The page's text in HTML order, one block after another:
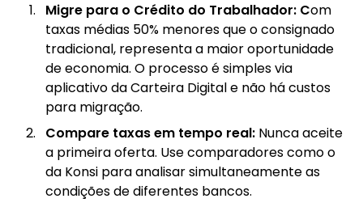
Migre para o Crédito do Trabalhador: Com
taxas médias 50% menores que o consignado
tradicional, representa a maior oportunidade
de economia. O processo é simples via
aplicativo da Carteira Digital e não há custos
para migração.
Compare taxas em tempo real: Nunca aceite
a primeira oferta. Use comparadores como o
da Konsi para analisar simultaneamente as
condições de diferentes bancos.